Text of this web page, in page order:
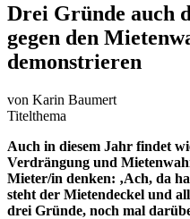
Drei Gründe auch
gegen den
demonstrieren
von Karin Baumert
Titelthema
Auch in diesem Jahr findet
Verdrängung und
Mieter/in denken: ‚Ach, da
steht der Mietendeckel und
drei Gründe, noch mal